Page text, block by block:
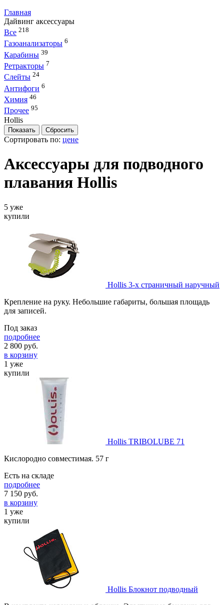
Главная
Дайвинг аксессуары
Все 218
Газоанализаторы 6
Карабины 39
Ретракторы 7
Слейты 24
Антифоги 6
Химия 46
Прочее 95
Hollis
Сортировать по: цене
Аксессуары для подводного
плавания Hollis
5 уже
купили
Hollis 3-х страничный наручный
Крепление на руку. Небольшие габариты, большая площадь
для записей.
Под заказ
подробнее
2 800 руб.
в корзину
1 уже
купили
Hollis TRIBOLUBE 71
Кислородно совместимая. 57 г
Есть на складе
подробнее
7 150 руб.
в корзину
1 уже
купили
Hollis Блокнот подводный